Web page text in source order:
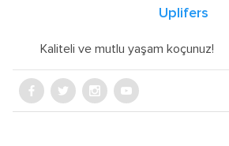
Uplifers
Kaliteli ve mutlu yaşam koçunuz!